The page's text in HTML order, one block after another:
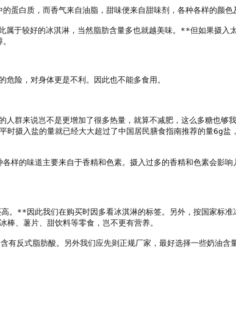
白质，而香气来自油脂，甜味便来自甜味剂，各种各样的颜色
于较好的冰淇淋，当然脂肪含量多也就越美味。**但如果摄入
险，对身体更是不利。因此也不能多食用。
群来说岂不是更增加了很多热量，就算不减肥，这么多糖也够
摄入盐的量就已经大大超过了中国居民膳食指南推荐的量6g盐
样的味道主要来自于香精和色素。摄入过多的香精和色素会影
**因此我们在购买时因多看冰淇淋的标签。另外，按国家标准
、薯片、甜饮料等零食，岂不更有营养。
反式脂肪酸。另外我们应先则正规厂家，最好选择一些奶油含